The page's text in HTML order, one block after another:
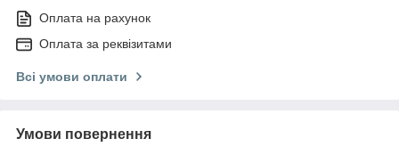
Оплата на рахунок
Оплата за реквізитами
Всі умови оплати
Умови повернення